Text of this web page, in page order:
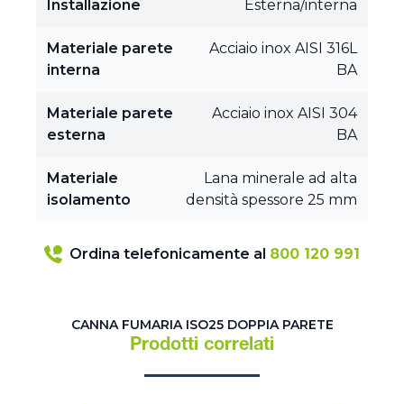
Installazione Esterna/interna
Materiale parete
interna
Acciaio inox AISI 316L
BA
Materiale parete
esterna
Acciaio inox AISI 304
BA
Materiale
isolamento
Lana minerale ad alta
densità spessore 25 mm
Ordina telefonicamente al 800 120 991
CANNA FUMARIA ISO25 DOPPIA PARETE
Prodotti correlati